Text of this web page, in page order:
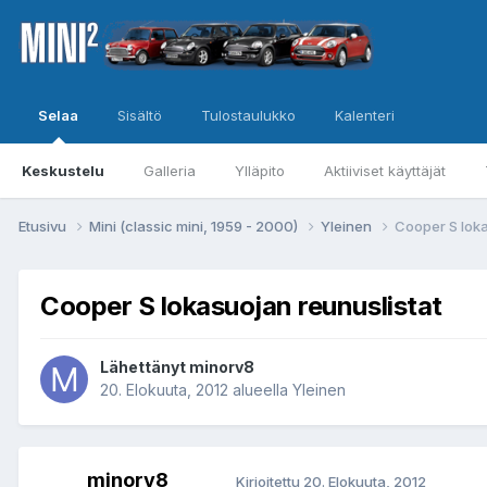
Selaa
Keskustelu Galleria Ylläpito Aktiiviset käyttäjät
Sisältö Tulostaulukko Kalenteri
Etusivu Mini (classic mini, 1959 - 2000) Yleinen Cooper S
Cooper S lokasuojan reunuslistat
Lähettänyt minorv8
20. Elokuuta, 2012 alueella Yleinen
minorv8 Kirjoitettu 20. Elokuuta, 2012